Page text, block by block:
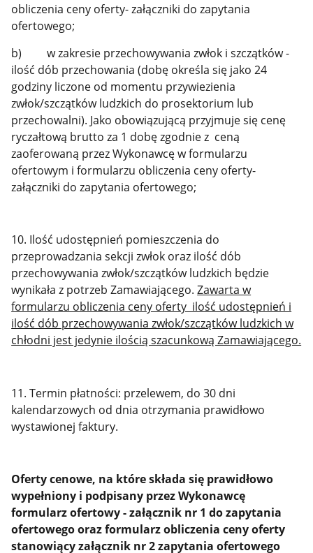
obliczenia ceny oferty- załączniki do zapytania
ofertowego;
b) w zakresie przechowywania zwłok i szczątków -
ilość dób przechowania (dobę określa się jako 24
godziny liczone od momentu przywiezienia
zwłok/szczątków ludzkich do prosektorium lub
przechowalni). Jako obowiązującą przyjmuje się cenę
ryczałtową brutto za 1 dobę zgodnie z ceną
zaoferowaną przez Wykonawcę w formularzu
ofertowym i formularzu obliczenia ceny oferty-
załączniki do zapytania ofertowego;
10. Ilość udostępnień pomieszczenia do
przeprowadzania sekcji zwłok oraz ilość dób
przechowywania zwłok/szczątków ludzkich będzie
wynikała z potrzeb Zamawiającego.Zawarta w
formularzu obliczenia ceny oferty ilość udostępnień i
ilość dób przechowywania zwłok/szczątków ludzkich w
chłodni jest jedynie ilością szacunkową Zamawiającego.
11. Termin płatności: przelewem, do 30 dni
kalendarzowych od dnia otrzymania prawidłowo
wystawionej faktury.
Oferty cenowe, na które składa się prawidłowo
wypełniony i podpisany przez Wykonawcę
formularz ofertowy - załącznik nr 1 do zapytania
ofertowego oraz formularz obliczenia ceny oferty
stanowiący załącznik nr 2 zapytania ofertowego